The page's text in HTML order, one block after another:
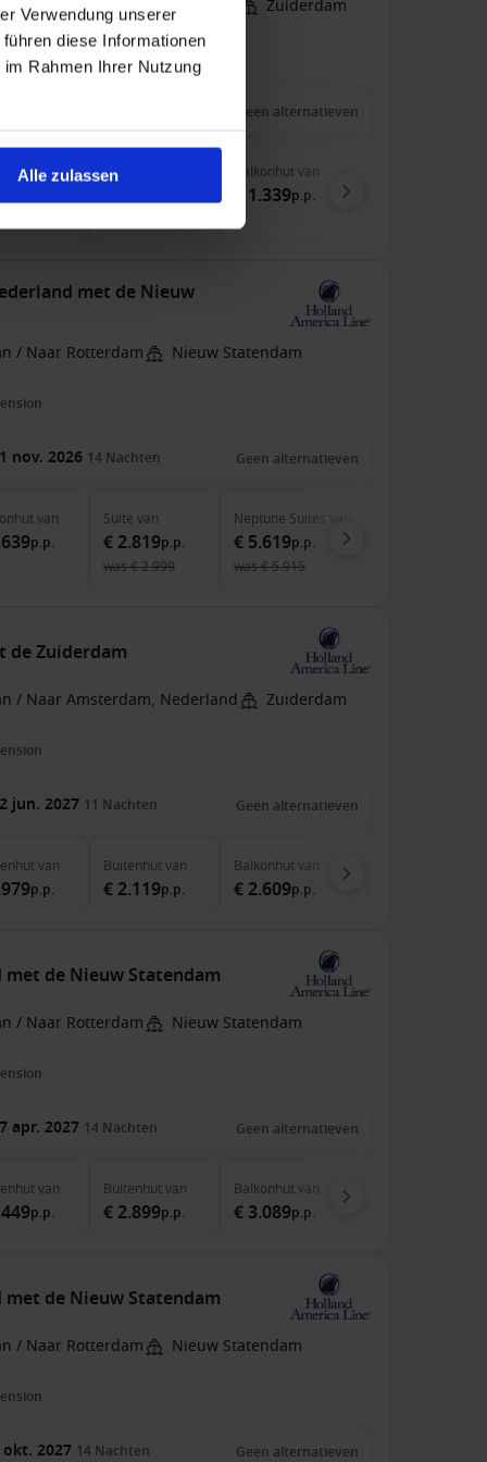
Verwendung unserer
diese Informationen
Rahmen Ihrer Nutzung
Alle zulassen
/ Naar Amsterdam, Nederland Zuiderdam
Geen alternatieven
van Buitenhut
€ 1.149
Balkonhutvan
€ 1.339p.p.
met de Nieuw
/ Naar Rotterdam Nieuw Statendam
nov. 2026 14 Nachten Geen alternatieven
van
p.p.
Suite van
€ 2.819p.p.
was€ 2.999
Neptune Suites
€ 5.619p.p.
was€ 5.915
de Zuiderdam
/ Naar Amsterdam, Nederland Zuiderdam
jun. 2027 11 Nachten Geen alternatieven
van
p.p.
Buitenhutvan
€ 2.119p.p.
Balkonhutvan
€ 2.609p.p.
de Nieuw Statendam
/ Naar Rotterdam Nieuw Statendam
apr. 2027 14 Nachten Geen alternatieven
van
p.p.
Buitenhutvan
€ 2.899p.p.
Balkonhutvan
€ 3.089p.p.
de Nieuw Statendam
/ Naar Rotterdam Nieuw Statendam
okt. 2027 14 Nachten Geen alternatieven